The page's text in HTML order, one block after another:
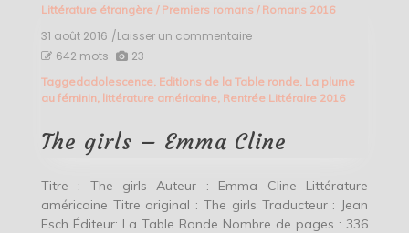
Littérature étrangère/ Premiers romans / Romans 2016
31 août 2016 /Laisser un commentaireon
–
Emma
642 mots 23
Taggedadolescence, Editions de la Table ronde, La plume
au féminin, littérature américaine, Rentrée Littéraire 2016
The girls – Emma Cline
Titre : The girls Auteur : Emma Cline Littérature
américaine Titre original : The girls Traducteur : Jean
Esch Éditeur: La Table Ronde Nombre de pages : 336